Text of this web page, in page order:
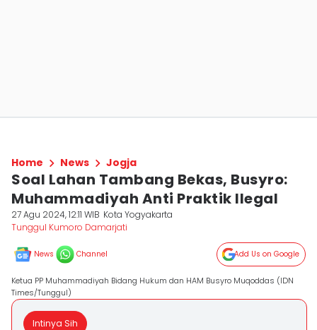
Home News Jogja
Soal Lahan Tambang Bekas, Busyro:
Muhammadiyah Anti Praktik Ilegal
27 Agu 2024, 12:11 WIB Kota Yogyakarta
Tunggul Kumoro Damarjati
News Channel Add Us on Google
Ketua PP Muhammadiyah Bidang Hukum dan HAM Busyro Muqoddas (IDN
Times/Tunggul)
Intinya Sih